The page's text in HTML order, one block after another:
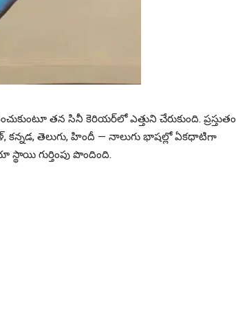
తన సినీ కెరియర్‌లో ఎత్తుని చేరుకుంది. ప్రస్తుతం
తెలుగు, హిందీ — నాలుగు భాషల్లో ఏకధాటిగా
గుర్తింపు పొందింది.